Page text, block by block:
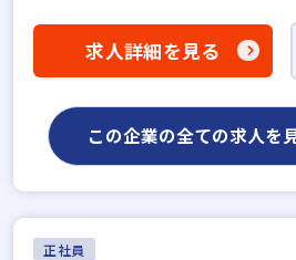
求人詳細を見る
この企業の全ての求人を
正社員